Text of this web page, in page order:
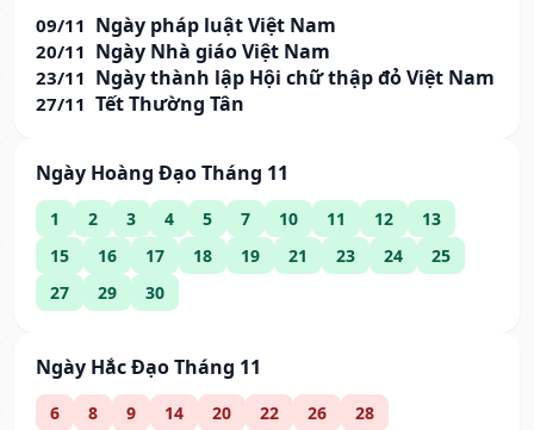
09/11 Ngày pháp luật Việt Nam
20/11 Ngày Nhà giáo Việt Nam
23/11 Ngày thành lập Hội chữ thập đỏ Việt Nam
27/11 Tết Thường Tân
Ngày Hoàng Đạo Tháng 11
1 2 3 4 5 7 10 11 12
13
15
16 17 18 19 21 23 24
25
27
29 30
Ngày Hắc Đạo Tháng 11
6 8 9 14 20 22 26 28